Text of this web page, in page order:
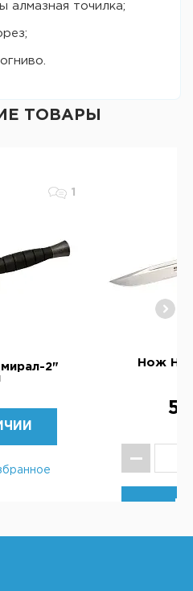
алмазная точилка;
ТОВАРЫ
1
2"
Нож
5